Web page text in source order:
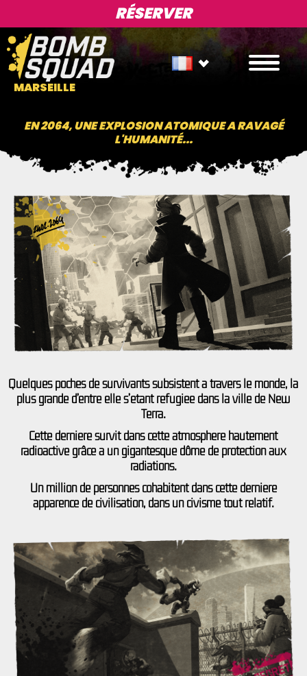
RÉSERVER
MARSEILLE
EN 2064, UNE EXPLOSION ATOMIQUE A RAVAGÉ
L'HUMANITÉ...
Quelques poches de survivants subsistent à travers le monde, la
plus grande d’entre elle s’étant réfugiée dans la ville de New
Terra.
Cette dernière survit dans cette atmosphère hautement
radioactive grâce à un gigantesque dôme de protection aux
radiations.
Un million de personnes cohabitent dans cette dernière
apparence de civilisation, dans un civisme tout relatif.